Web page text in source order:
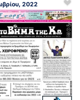
2022